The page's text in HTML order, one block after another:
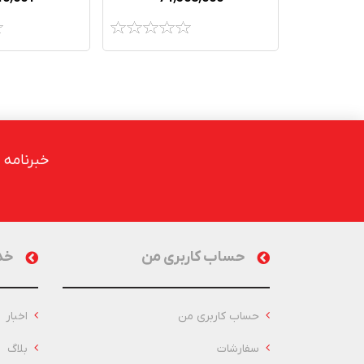
خبرنامه
حساب کاربری من
حساب کاربری من
سفارشات
اخبار
بلاگ